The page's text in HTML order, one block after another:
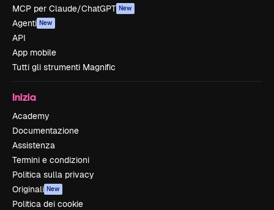
MCP per Claude/ChatGPT New
Agenti New
API
App mobile
Tutti gli strumenti Magnific
Inizia
Academy
Documentazione
Assistenza
Termini e condizioni
Politica sulla privacy
Originali New
Politica dei cookie